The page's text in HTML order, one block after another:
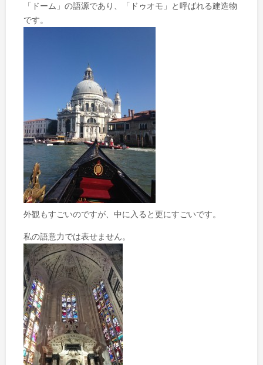
「ドーム」の語源であり、「ドゥオモ」と呼ばれる建造物
です。
外観もすごいのですが、中に入ると更にすごいです。
私の語意力では表せません。